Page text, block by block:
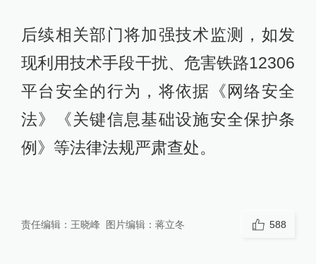
后续相关部门将加强技术监测，如发
现利用技术手段干扰、危害铁路12306
平台安全的行为，将依据《网络安全
法》《关键信息基础设施安全保护条
例》等法律法规严肃查处。
责任编辑： 王晓峰 图片编辑： 蒋立冬 588